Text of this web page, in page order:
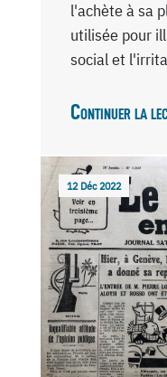
l'achète à sa
utilisée pour
social et
Continuer la
12 Déc 2022